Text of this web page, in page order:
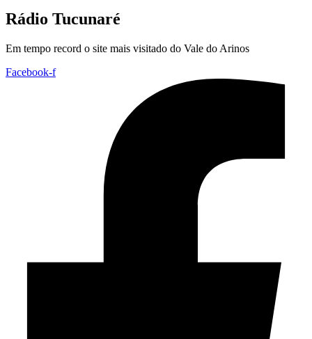
Rádio Tucunaré
Em tempo record o site mais visitado do Vale do Arinos
Facebook-f